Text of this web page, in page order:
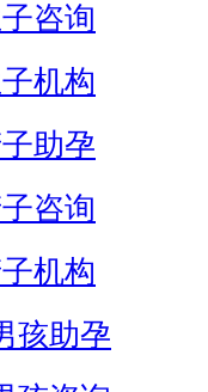
咨询
机构
助孕
咨询
机构
孩助孕